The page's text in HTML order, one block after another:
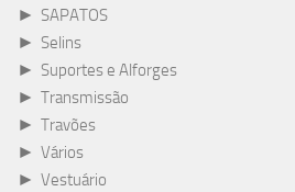
► SAPATOS
► Selins
► Suportes e Alforges
► Transmissão
► Travões
► Vários
► Vestuário